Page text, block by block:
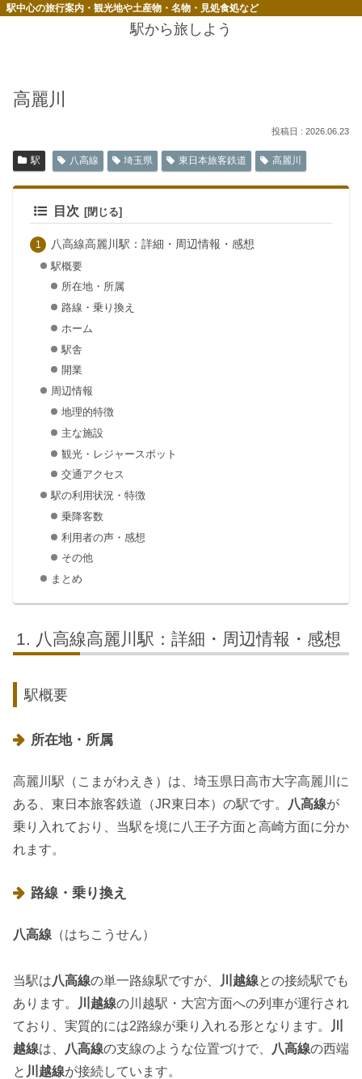
駅中心の旅行案内・観光地や土産物・名物・見処食処など
駅から旅しよう
高麗川
2026.06.23
駅 八高線 埼玉県 東日本旅客鉄道 高麗川
目次
八高線高麗川駅：詳細・周辺情報・感想
駅概要
所在地・所属
路線・乗り換え
ホーム
駅舎
開業
周辺情報
地理的特徴
主な施設
観光・レジャースポット
交通アクセス
駅の利用状況・特徴
乗降客数
利用者の声・感想
その他
まとめ
八高線高麗川駅：詳細・周辺情報・感想
駅概要
所在地・所属
高麗川駅（こまがわえき）は、埼玉県日高市大字高麗川に
ある、東日本旅客鉄道（JR東日本）の駅です。
八高線が
乗り入れており、当駅を境に八王子方面と高崎方面に分か
れます。
路線・乗り換え
八高線 （はちこうせん）
当駅は八高線の単一路線駅ですが、 川越線との接続駅でも
あります。
川越線の川越駅・大宮方面への列車が運行され
ており、実質的には2路線が乗り入れる形となります。
川
越線は、 八高線の支線のような位置づけで、 八高線の西端
と 川越線が接続しています。